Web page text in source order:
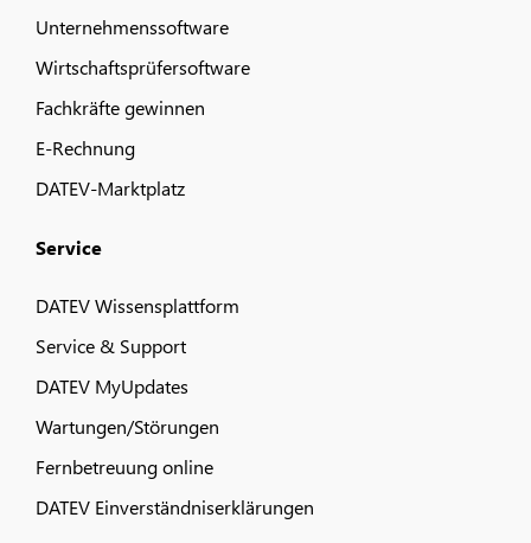
Unternehmenssoftware
Wirtschaftsprüfersoftware
Fachkräfte gewinnen
E-Rechnung
DATEV-Marktplatz
Service
DATEV Wissensplattform
Service & Support
DATEV MyUpdates
Wartungen/Störungen
Fernbetreuung online
DATEV Einverständniserklärungen